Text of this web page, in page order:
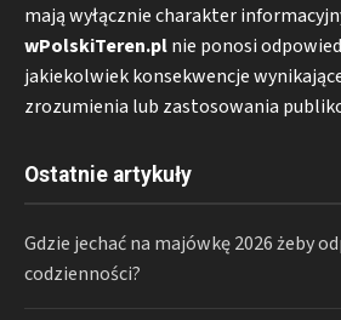
mają wyłącznie charakter
wPolskiTeren.plnie ponosi
jakiekolwiek konsekwencje
zrozumienia lub zastosowania
Ostatnie artykuły
Gdzie jechać na majówkę 2026 żeby
codzienności?